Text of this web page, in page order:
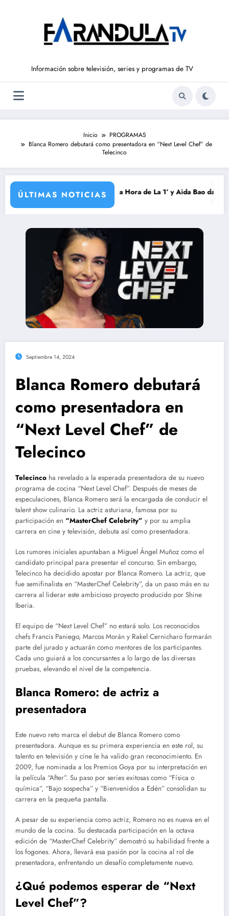
Información sobre televisión, series y programas de TV
Inicio
PROGRAMAS
Blanca Romero debutará como presentadora en “Next Level Chef” de
Telecinco
ÚLTIMAS NOTICIAS
Intxaurrondo vuelve a ‘La Hora de La 1’ y Aida Bao da el salto aAdiós a
Septiembre 14, 2024
Blanca Romero debutará
como presentadora en
“Next Level Chef” de
Telecinco
Telecinco ha revelado a la esperada presentadora de su nuevo
programa de cocina “Next Level Chef”. Después de meses de
especulaciones, Blanca Romero será la encargada de conducir el
talent show culinario. La actriz asturiana, famosa por su
participación en “MasterChef Celebrity” y por su amplia
carrera en cine y televisión, debuta así como presentadora.
Los rumores iniciales apuntaban a Miguel Ángel Muñoz como el
candidato principal para presentar el concurso. Sin embargo,
Telecinco ha decidido apostar por Blanca Romero. La actriz, que
fue semifinalista en “MasterChef Celebrity”, da un paso más en su
carrera al liderar este ambicioso proyecto producido por Shine
Iberia.
El equipo de “Next Level Chef” no estará solo. Los reconocidos
chefs Francis Paniego, Marcos Morán y Rakel Cernicharo formarán
parte del jurado y actuarán como mentores de los participantes.
Cada uno guiará a los concursantes a lo largo de las diversas
pruebas, elevando el nivel de la competencia.
Blanca Romero: de actriz a
presentadora
Este nuevo reto marca el debut de Blanca Romero como
presentadora. Aunque es su primera experiencia en este rol, su
talento en televisión y cine le ha valido gran reconocimiento. En
2009, fue nominada a los Premios Goya por su interpretación en
la película “After”. Su paso por series exitosas como “Física o
química”, “Bajo sospecha” y “Bienvenidos a Edén” consolidan su
carrera en la pequeña pantalla.
A pesar de su experiencia como actriz, Romero no es nueva en el
mundo de la cocina. Su destacada participación en la octava
edición de “MasterChef Celebrity” demostró su habilidad frente a
los fogones. Ahora, llevará esa pasión por la cocina al rol de
presentadora, enfrentando un desafío completamente nuevo.
¿Qué podemos esperar de “Next
Level Chef”?